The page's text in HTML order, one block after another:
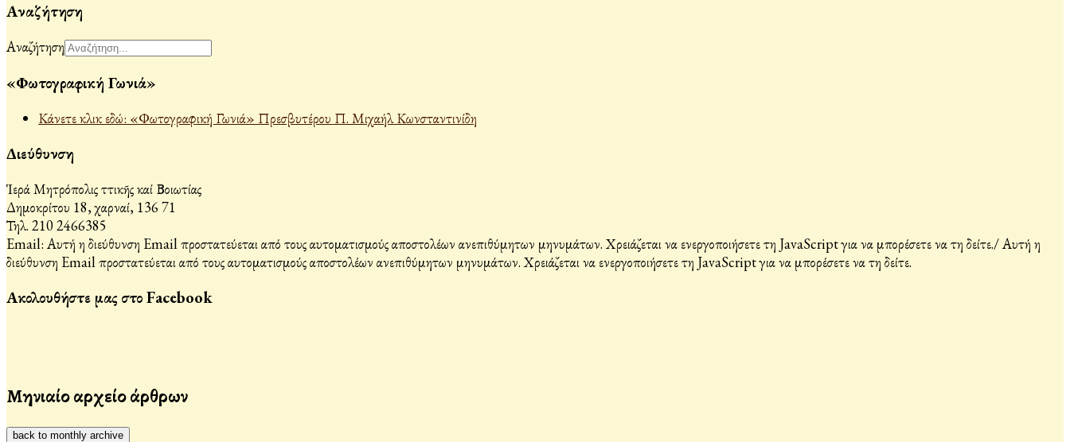
Αναζήτηση
Αναζήτηση
«Φωτογραφική Γωνιά»
Κάνετε κλικ εδώ: «Φωτογραφική Γωνιά» Πρεσβυτέρου Π. Μιχαήλ Κωνσταντινίδη
Διεύθυνση
Ἱερά Μητρόπολις Ἀττικῆς καί Βοιωτίας
Δημοκρίτου 18, Ἀχαρναί, 136 71
Τηλ. 210 2466385
Email: Αυτή η διεύθυνση Email προστατεύεται από τους αυτοματισμούς αποστολέων ανεπιθύμητων μηνυμάτων. Χρειάζεται να ενεργοποιήσετε τη JavaScript για να μπορέσετε να τη δείτε./Αυτή η
διεύθυνση Email προστατεύεται από τους αυτοματισμούς αποστολέων ανεπιθύμητων μηνυμάτων. Χρειάζεται να ενεργοποιήσετε τη JavaScript για να μπορέσετε να τη δείτε.
Ακολουθήστε μας στο Facebook
Μηνιαίο αρχείο άρθρων
back to monthly archive